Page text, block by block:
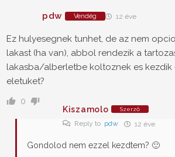
pdw Vendég 12 éve
Ez hulyesegnek tunhet, de az nem
lakast (ha van), abbol rendezik a
lakasba/alberletbe koltoznek es kezdik
eletuket?
0
Kiszamolo
Szerző
Reply to pdw 12 éve
Gondolod nem ezzel kezdtem? 🙂